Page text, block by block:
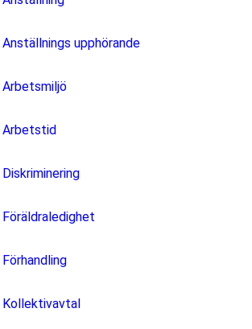
Anställnings upphörande
Arbetsmiljö
Arbetstid
Diskriminering
Föräldraledighet
Förhandling
Kollektivavtal